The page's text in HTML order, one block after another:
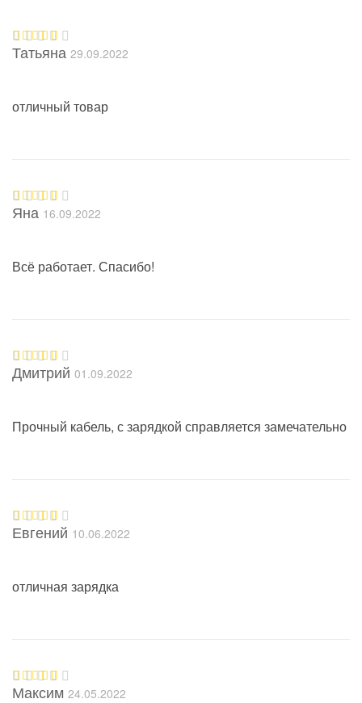
Оценка 5
Татьяна 29.09.2022
отличный товар
Оценка5
Яна 16.09.2022
Всё работает. Спасибо!
Оценка 5
из 5
Дмитрий 01.09.2022
Прочный кабель, с зарядкой справляется замечательно
Оценка 5
Евгений 10.06.2022
отличная зарядка
Оценка5
Максим 24.05.2022